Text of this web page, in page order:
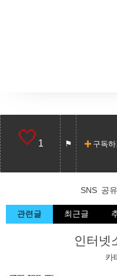
1 구독하
SNS 공
관련글 최근글
인터넷
카